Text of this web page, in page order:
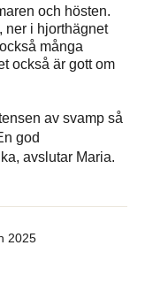
och hösten.
ner i hjorthägnet
många
också är gott om
av svamp så
god
avslutar Maria.
2025